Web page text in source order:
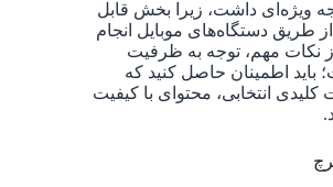
ویژه‌ای داشت، زیرا بخش قابل
طریق دستگاه‌های موبایل انجام
نکات مهم، توجه به ظرفیت
باید اطمینان حاصل کنید که
کلیدی انتخابی، محتوای با کیفیت